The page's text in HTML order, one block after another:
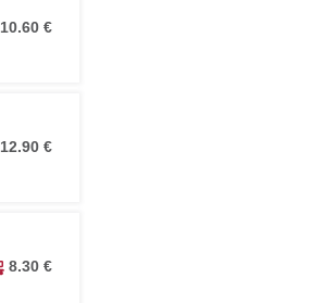
10.60 €
12.90 €
8.30 €